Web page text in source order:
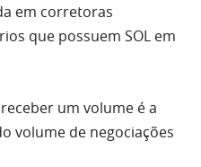
em corretoras
que possuem SOL em
um volume é a
volume de negociações